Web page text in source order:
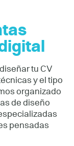
tu CV
y el tipo
organizado
de diseño
pensadas